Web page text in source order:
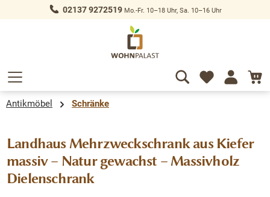
springen 02137 9272519Mo.-Fr. 10–18 Uhr, Sa. 10–16 Uhr
Antikmöbel Schränke
Landhaus Mehrzweckschrank aus Kiefer
massiv – Natur gewachst – Massivholz
Dielenschrank